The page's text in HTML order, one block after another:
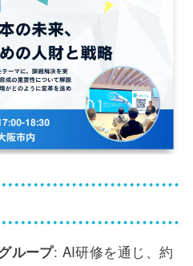
ループ: AI研修を通じ、約